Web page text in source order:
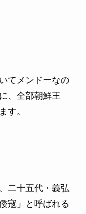
てメンドーなの
、全部朝鮮王
す。
二十五代・義弘
寇」と呼ばれる